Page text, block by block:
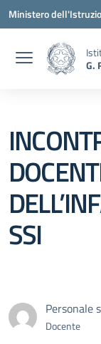
Vai ai contenuti
Vai al menu di
Vai al footer
Ministero
G.
SSI
Personale
Docente